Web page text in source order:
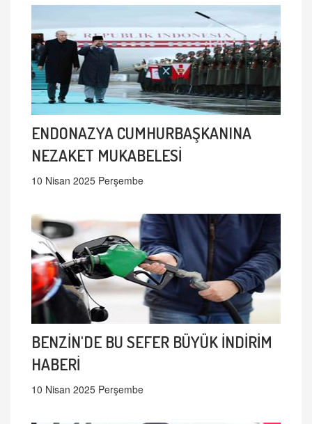
ENDONAZYA CUMHURBAŞKANINA
NEZAKET MUKABELESİ
10 Nisan 2025 Perşembe
BENZİN'DE BU SEFER BÜYÜK İNDİRİM
HABERİ
10 Nisan 2025 Perşembe